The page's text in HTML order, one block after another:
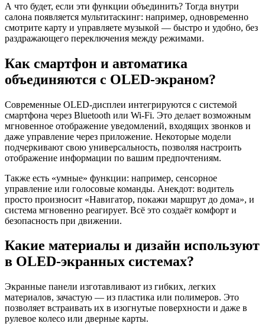
А что будет, если эти функции объединить? Тогда внутри
салона появляется мультитаскинг: например, одновременно
смотрите карту и управляете музыкой — быстро и удобно, без
раздражающего переключения между режимами.
Как смартфон и автоматика
объединяются с OLED-экраном?
Современные OLED-дисплеи интегрируются с системой
смартфона через Bluetooth или Wi-Fi. Это делает возможным
мгновенное отображение уведомлений, входящих звонков и
даже управление через приложение. Некоторые модели
подчеркивают свою универсальность, позволяя настроить
отображение информации по вашим предпочтениям.
Также есть «умные» функции: например, сенсорное
управление или голосовые команды. Анекдот: водитель
просто произносит «Навигатор, покажи маршрут до дома», и
система мгновенно реагирует. Всё это создаёт комфорт и
безопасность при движении.
Какие материалы и дизайн используют
в OLED-экранных системах?
Экранные панели изготавливают из гибких, легких
материалов, зачастую — из пластика или полимеров. Это
позволяет встраивать их в изогнутые поверхности и даже в
рулевое колесо или дверные карты.